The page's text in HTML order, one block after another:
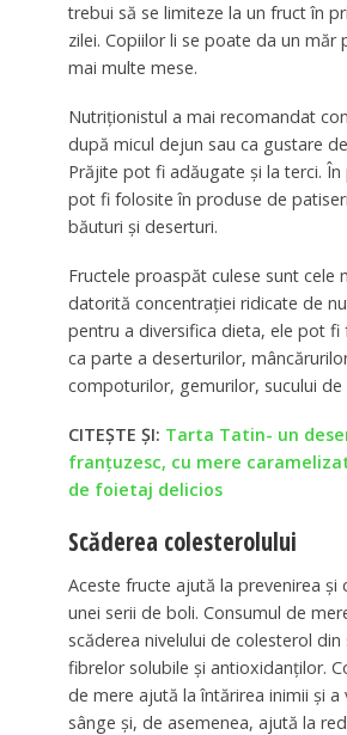
trebui să se limiteze la un fruct în
zilei. Copiilor li se poate da un măr
mai multe mese.
Nutriționistul a mai recomandat
după micul dejun sau ca gustare
Prăjite pot fi adăugate și la terci. În
pot fi folosite în produse de
băuturi și deserturi.
Fructele proaspăt culese sunt cele
datorită concentrației ridicate de
pentru a diversifica dieta, ele pot
ca parte a deserturilor,
compoturilor, gemurilor, sucului de
CITEȘTE ȘI: Tarta Tatin- un
franțuzesc, cu mere
de foietaj delicios
Scăderea colesterolului
Aceste fructe ajută la prevenirea și
unei serii de boli. Consumul de
scăderea nivelului de colesterol
fibrelor solubile și antioxidanților.
de mere ajută la întărirea inimii și a
sânge și, de asemenea, ajută la